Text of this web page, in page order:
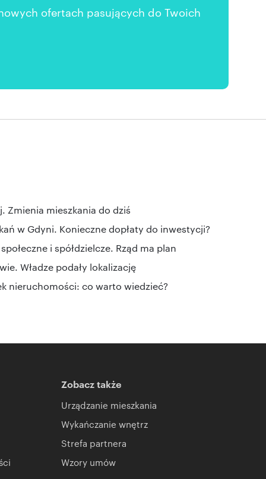
ofertach pasujących do Twoich
Zmienia mieszkania do dziś
w Gdyni. Konieczne dopłaty do inwestycji?
i spółdzielcze. Rząd ma plan
Władze podały lokalizację
nieruchomości: co warto wiedzieć?
Zobacz także
Urządzanie mieszkania
Wykańczanie wnętrz
Strefa partnera
Wzory umów